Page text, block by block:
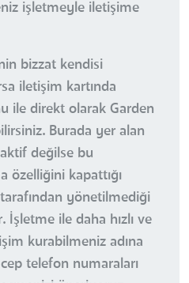
işletmeyle iletişime
bizzat kendisi
iletişim kartında
ile direkt olarak Garden
Burada yer alan
değilse bu
özelliğini kapattığı
yönetilmediği
İşletme ile daha hızlı ve
kurabilmeniz adına
telefon numaraları